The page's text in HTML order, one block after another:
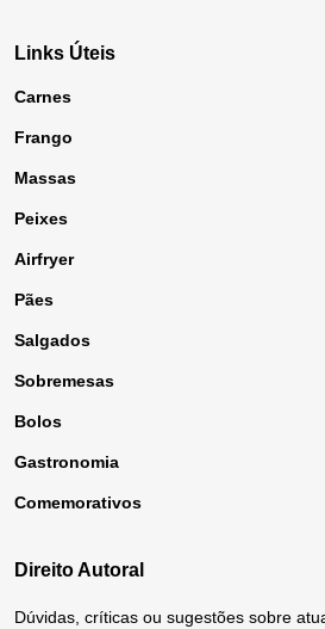
Links Úteis
Carnes
Frango
Massas
Peixes
Airfryer
Pães
Salgados
Sobremesas
Bolos
Gastronomia
Comemorativos
Direito Autoral
Dúvidas, críticas ou sugestões sobre